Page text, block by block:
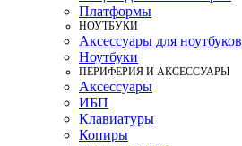
Платформы
НОУТБУКИ
Аксессуары для ноутбуков
Ноутбуки
ПЕРИФЕРИЯ И АКСЕССУАРЫ
Аксессуары
ИБП
Клавиатуры
Копиры